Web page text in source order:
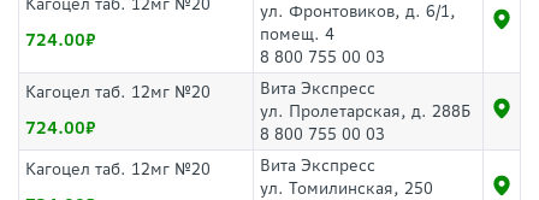
Кагоцел таб. 12мг №20
724.00
ул. Фронтовиков, д. 6/1,
помещ. 4
8 800 755 00 03
Кагоцел таб. 12мг №20
724.00
Вита Экспресс
ул. Пролетарская, д. 288Б
8 800 755 00 03
Кагоцел таб. 12мг №20
Вита Экспресс
ул. Томилинская, 250